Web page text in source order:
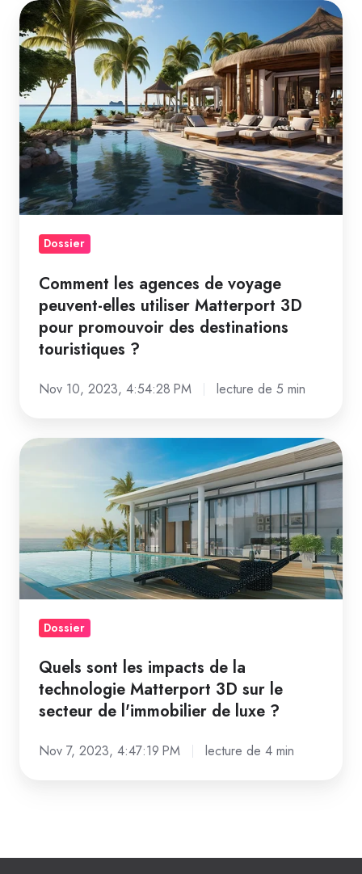
Comment
les
agences
de
voyage
peuvent-
elles
utiliser
Matterport
3D
pour
promouvoir
des
destinations
touristiques
Dossier
Comment les agences de voyage
peuvent-elles utiliser Matterport 3D
pour promouvoir des destinations
touristiques ?
Nov 10, 2023, 4:54:28 PM lecture de 5 min
Quels
de
la
technologie
secteur
l'immobilier
Dossier
Quels sont les impacts de la
technologie Matterport 3D sur le
secteur de l'immobilier de luxe ?
Nov 7, 2023, 4:47:19 PM lecture de 4 min